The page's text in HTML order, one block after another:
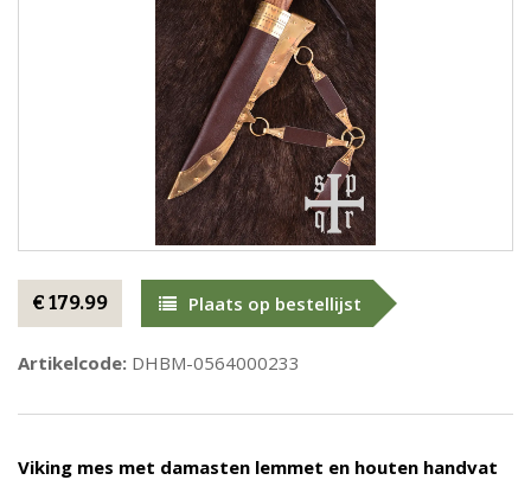
€ 179.99 Plaats op bestellijst
Artikelcode: DHBM-0564000233
Viking mes met damasten lemmet en houten handvat